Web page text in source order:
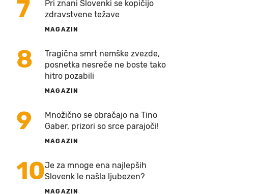
7
Pri znani Slovenki se kopičijo
zdravstvene težave
MAGAZIN
8
Tragična smrt nemške zvezde,
posnetka nesreče ne boste tako
hitro pozabili
MAGAZIN
9
Množično se obračajo na Tino
Gaber, prizori so srce parajoči!
MAGAZIN
10Je za mnoge ena najlepših
Slovenk le našla ljubezen?
MAGAZIN